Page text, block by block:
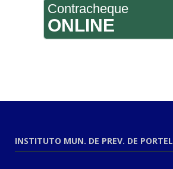
Contracheque
ONLINE
INSTITUTO MUN. DE PREV. DE PORTEL